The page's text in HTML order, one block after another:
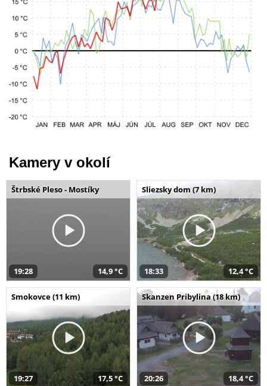
Kamery v okolí
Štrbské Pleso - Mostíky
19:28 14,9 °C
Sliezsky dom (7 km)
18:33 12,4 °C
Smokovce (11 km)
19:27 17,5 °C
Skanzen Pribylina (18 km)
20:26 18,4 °C